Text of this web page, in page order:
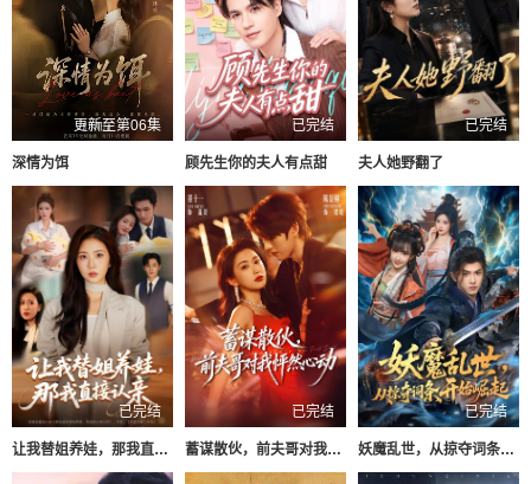
更新至第06集
深情为饵
已完结
顾先生你的夫人有点甜
已完结
夫人她野翻了
已完结
让我替姐养娃，那我直接认亲
已完结
蓄谋散伙，前夫哥对我怦然心动
已完结
妖魔乱世，从掠夺词条开始崛起